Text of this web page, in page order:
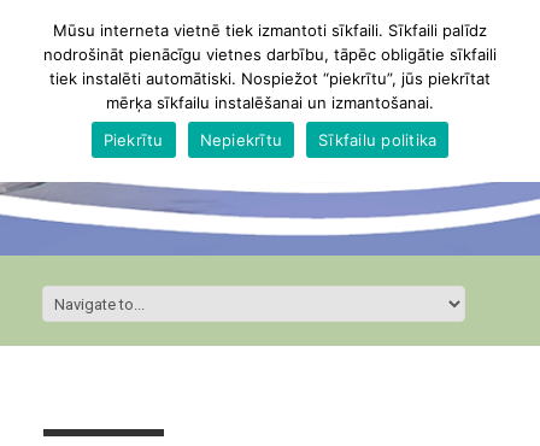
Mūsu interneta vietnē tiek izmantoti sīkfaili. Sīkfaili palīdz
nodrošināt pienācīgu vietnes darbību, tāpēc obligātie sīkfaili
tiek instalēti automātiski. Nospiežot “piekrītu”, jūs piekrītat
mērķa sīkfailu instalēšanai un izmantošanai.
Piekrītu
Nepiekrītu Sīkfailu politika